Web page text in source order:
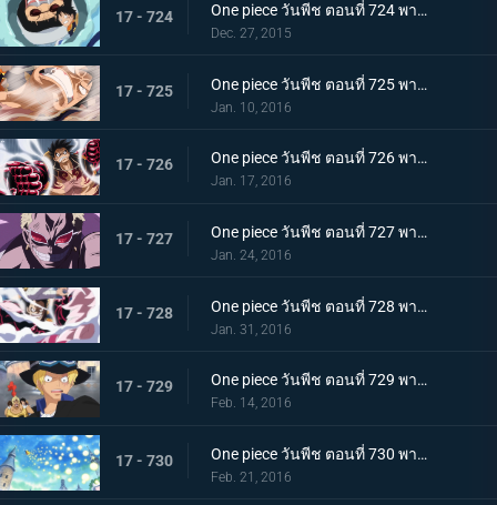
17 - 724 One piece วันพีช ตอนที่ 724 พากย์ไทย การโจมตีที่ไร้ผล! ความลับที่น่าตกใจของเทรโบล!
Dec. 27, 2015
17 - 725 One piece วันพีช ตอนที่ 725 พากย์ไทย ระเบิดความโกรธ! ฉันจะรับทุกอย่างไว้เอง!
Jan. 10, 2016
17 - 726 One piece วันพีช ตอนที่ 726 พากย์ไทย เกียร์สี่! มนุษย์เด้งดึ๋งสุดประหลาด!
Jan. 17, 2016
17 - 727 One piece วันพีช ตอนที่ 727 พากย์ไทย พลิกผันครั้งใหญ่! พลังที่ตื่นขึ้นของโดฟลามิงโก้!
Jan. 24, 2016
17 - 728 One piece วันพีช ตอนที่ 728 พากย์ไทย ลูฟี่! ทุ่มสุดตัวลีโอบาซูก้า!
Jan. 31, 2016
17 - 729 One piece วันพีช ตอนที่ 729 พากย์ไทย เจ้ามังกรอัคคี! ฉันจะปกป้องชีวิตลูฟี่ให้ได้!
Feb. 14, 2016
17 - 730 One piece วันพีช ตอนที่ 730 พากย์ไทย น้ำแห่งปาฏิหาริย์! การต่อสู้ของมันเชอร์รี่!
Feb. 21, 2016